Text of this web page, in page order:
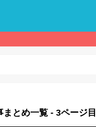
とめ一覧 - 3ページ目